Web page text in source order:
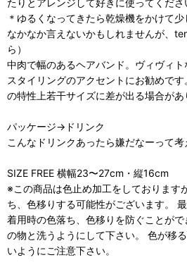
＊ゆるくなってきたら乾燥機をかけて
なかなか言えないかもしれませんが、
ら）
中肉で幅のあるヘアバンド。ヴィヴィト
スタイリングのアクセントにお勧めで
の特性上若干サイズに差が出る場合があ
パッケージ→ドリンク
こんなドリンクあったら嫌だなーって考
SIZE FREE 横幅23〜27cm・縦16cm
※この商品は色止め加工をしております
ち、色移りする可能性がございます。
着用時の色落ち、色移りを防ぐことが
の物と洗うようにして下さい。 色が移
いようにご注意下さい。